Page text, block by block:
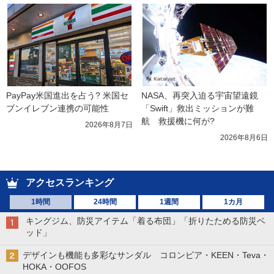
PayPay米国進出を占う? 米国セ
ブンイレブン連携の可能性
2026年8月7日
NASA、再突入迫る宇宙望遠鏡
「Swift」救出ミッションが難
航　救援機に何が?
2026年8月6日
アクセスランキング
1時間 24時間 1週間 1カ月
キングジム、防災アイテム「着る布団」「折りたためる防災ベ
ッド」
デザインも機能も多彩なサンダル コロンビア・KEEN・Teva・
HOKA・OOFOS